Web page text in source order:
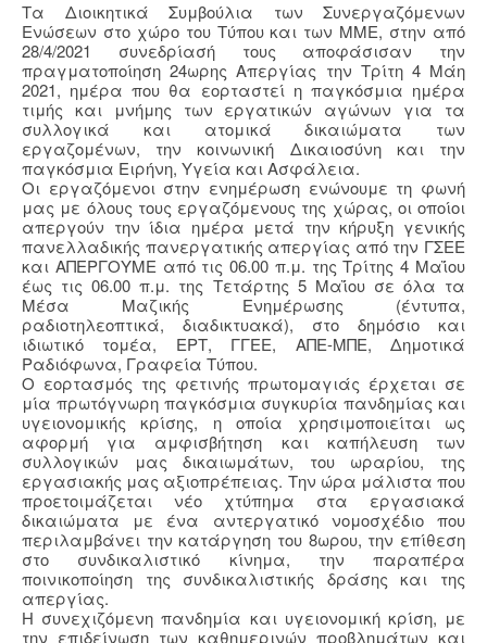
Τα Διοικητικά Συμβούλια των Συνεργαζόμενων
Ενώσεων στο χώρο του Τύπου και των ΜΜΕ, στην από
28/4/2021 συνεδρίασή τους αποφάσισαν την
πραγματοποίηση 24ωρης Απεργίας την Τρίτη 4 Μάη
2021, ημέρα που θα εορταστεί η παγκόσμια ημέρα
τιμής και μνήμης των εργατικών αγώνων για τα
συλλογικά και ατομικά δικαιώματα των
εργαζομένων, την κοινωνική Δικαιοσύνη και την
παγκόσμια Ειρήνη, Υγεία και Ασφάλεια.
Οι εργαζόμενοι στην ενημέρωση ενώνουμε τη φωνή
μας με όλους τους εργαζόμενους της χώρας, οι οποίοι
απεργούν την ίδια ημέρα μετά την κήρυξη γενικής
πανελλαδικής πανεργατικής απεργίας από την ΓΣΕΕ
και ΑΠΕΡΓΟΥΜΕ από τις 06.00 π.μ. της Τρίτης 4 Μαΐου
έως τις 06.00 π.μ. της Τετάρτης 5 Μαΐου σε όλα τα
Μέσα Μαζικής Ενημέρωσης (έντυπα,
ραδιοτηλεοπτικά, διαδικτυακά), στο δημόσιο και
ιδιωτικό τομέα, ΕΡΤ, ΓΓΕΕ, ΑΠΕ-ΜΠΕ, Δημοτικά
Ραδιόφωνα, Γραφεία Τύπου.
Ο εορτασμός της φετινής πρωτομαγιάς έρχεται σε
μία πρωτόγνωρη παγκόσμια συγκυρία πανδημίας και
υγειονομικής κρίσης, η οποία χρησιμοποιείται ως
αφορμή για αμφισβήτηση και καπήλευση των
συλλογικών μας δικαιωμάτων, του ωραρίου, της
εργασιακής μας αξιοπρέπειας. Την ώρα μάλιστα που
προετοιμάζεται νέο χτύπημα στα εργασιακά
δικαιώματα με ένα αντεργατικό νομοσχέδιο που
περιλαμβάνει την κατάργηση του 8ωρου, την επίθεση
στο συνδικαλιστικό κίνημα, την παραπέρα
ποινικοποίηση της συνδικαλιστικής δράσης και της
απεργίας.
Η συνεχιζόμενη πανδημία και υγειονομική κρίση, με
την επιδείνωση των καθημερινών προβλημάτων και